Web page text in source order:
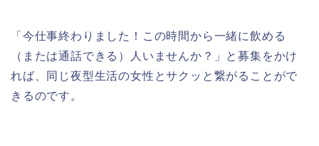
「今仕事終わりました！この時間から一緒に飲める
（または通話できる）人いませんか？」と募集をかけ
れば、同じ夜型生活の女性とサクッと繋がることがで
きるのです。